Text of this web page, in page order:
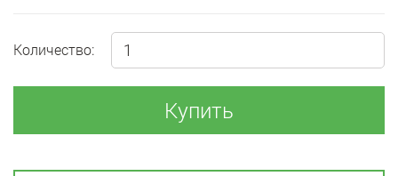
Количество:
Купить